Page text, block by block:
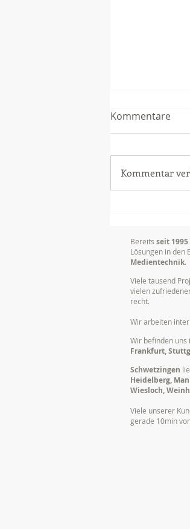
Konferenzen
Kommentare
Kommentar
Bereits seit 1995
Lösungen in den
Medientechnik.
Viele tausend
vielen
recht.
Wir arbeiten
Wir befinden uns
Frankfurt,
Schwetzingen
Heidelberg,
Wiesloch,
Viele unserer
gerade 10min